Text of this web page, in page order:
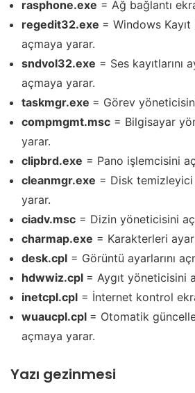
rasphone.exe = Ağ bağlantı
regedit32.exe = Windows Kayıt
açmaya yarar.
sndvol32.exe = Ses kayıtlarını
açmaya yarar.
taskmgr.exe = Görev
compmgmt.msc = Bilgisayar
yarar.
clipbrd.exe = Pano işlemcisini
cleanmgr.exe = Disk temizleyici
yarar.
ciadv.msc = Dizin yöneticisini
charmap.exe = Karakterleri
desk.cpl = Görüntü ayarlarını
hdwwiz.cpl = Aygıt yöneticisini
inetcpl.cpl = İnternet kontrol
wuaucpl.cpl = Otomatik
açmaya yarar.
Yazı gezinmesi